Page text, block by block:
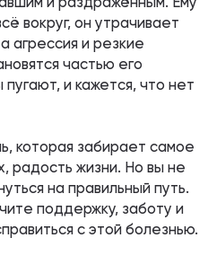
вокруг, он утрачивает
агрессия и резкие
частью его
и кажется, что нет
которая забирает самое
радость жизни. Но вы не
на правильный путь.
поддержку, заботу и
с этой болезнью.